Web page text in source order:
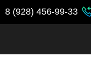
8 (928) 456-99-33